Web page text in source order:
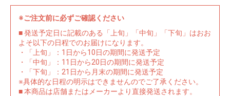
※ご注文前に必ずご確認ください
■ 発送予定日に記載のある「上旬」「中旬」「下旬」はおお
よそ以下の日程でのお届けになります。
・「上旬」：1日から10日の期間に発送予定
・「中旬」：11日から20日の期間に発送予定
・「下旬」：21日から月末の期間に発送予定
※具体的な日程の明示はできませんのでご了承ください。
■ 本商品は店舗またはメーカーより直接発送されます。
イラストレ
アダルトグ